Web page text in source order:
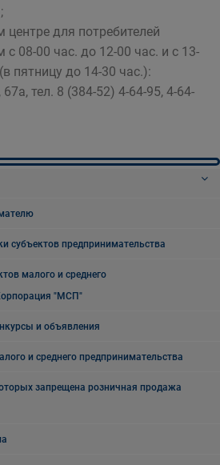
центре для потребителей
08-00 час. до 12-00 час. и с 13-
пятницу до 14-30 час.):
тел. 8 (384-52) 4-64-95, 4-64-
субъектов предпринимательства
малого и среднего
"МСП"
и объявления
и среднего предпринимательства
запрещена розничная продажа